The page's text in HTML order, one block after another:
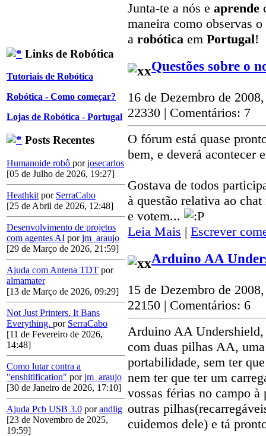
Links de Robótica
Tutoriais de Robótica
Robótica - Como começar?
Lojas de Robótica - Portugal
Posts Recentes
Humanoide robô porjosecarlos
[05 de Julho de 2026, 19:27]
Heathkit por SerraCabo
[25 de Abril de 2026, 12:48]
Desenvolvimento de projetos
com agentes AI porjm_araujo
[29 de Março de 2026, 21:59]
Ajuda com Antena TDT por
almamater
[13 de Março de 2026, 09:29]
Not Just Printers. It Bans
Everything. por SerraCabo
[11 de Fevereiro de 2026,
14:48]
Como lutar contra a
"enshitification" porjm_araujo
[30 de Janeiro de 2026, 17:10]
Ajuda Pcb USB 3.0 porandlig
[23 de Novembro de 2025,
19:59]
Junta-te a nós e aprende
maneira como observas
a robótica em Portugal!
Questões sobre o
16 de Dezembro de
22330 | Comentários: 7
O fórum está quase
bem, e deverá acontecer
Gostava de todos
à questão relativa ao
e votem...
Leia Mais | Escrever
Arduino AA
15 de Dezembro de
22150 | Comentários: 6
Arduino AA
com duas pilhas AA,
portabilidade, sem ter
nem ter que ter um
vossas férias no campo à
outras
cuidemos dele) e tá